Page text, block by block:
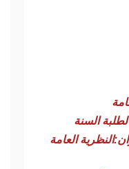
السنة
العامة